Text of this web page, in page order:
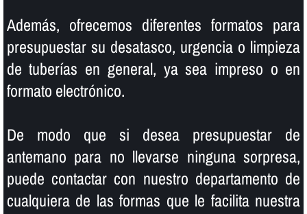
Además, ofrecemos diferentes formatos para
presupuestar su desatasco, urgencia o limpieza
de tuberí­as en general, ya sea impreso o en
formato electrónico.
De modo que si desea presupuestar de
antemano para no llevarse ninguna sorpresa,
puede contactar con nuestro departamento de
cualquiera de las formas que le facilita nuestra